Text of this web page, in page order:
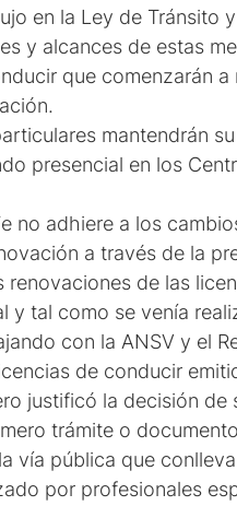
en la Ley de Tránsito
y alcances de estas
que comenzarán a
mantendrán
presencial en los
no adhiere a los
a través de la
de las
y tal como se venía
con la ANSV y el
de conducir
justificó la decisión
trámite o
vía pública que
por profesionales